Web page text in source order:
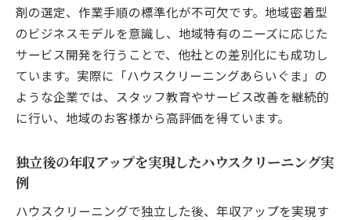
剤の選定、作業手順の標準化が不可欠です。地域密着型
のビジネスモデルを意識し、地域特有のニーズに応じた
サービス開発を行うことで、他社との差別化にも成功し
ています。実際に「ハウスクリーニングあらいぐま」の
ような企業では、スタッフ教育やサービス改善を継続的
に行い、地域のお客様から高評価を得ています。
独立後の年収アップを実現したハウスクリーニング実
例
ハウスクリーニングで独立した後、年収アップを実現す